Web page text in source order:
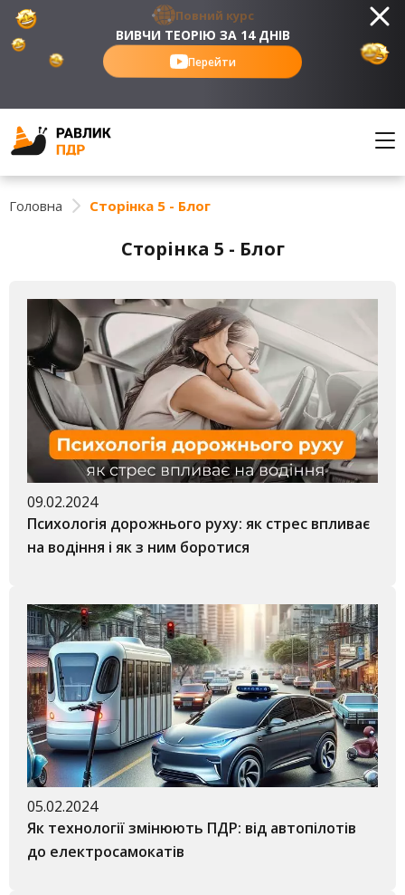
Повний курс
ВИВЧИ ТЕОРІЮ ЗА 14 ДНІВ
Перейти
Головна Сторінка 5 - Блог
Сторінка 5 - Блог
09.02.2024
Психологія дорожнього руху: як стрес впливає
на водіння і як з ним боротися
05.02.2024
Як технології змінюють ПДР: від автопілотів
до електросамокатів